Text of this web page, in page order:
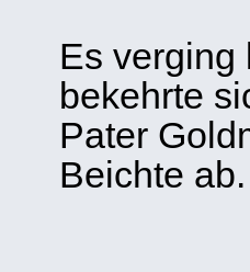
Es verging
bekehrte
Pater
Beichte ab.